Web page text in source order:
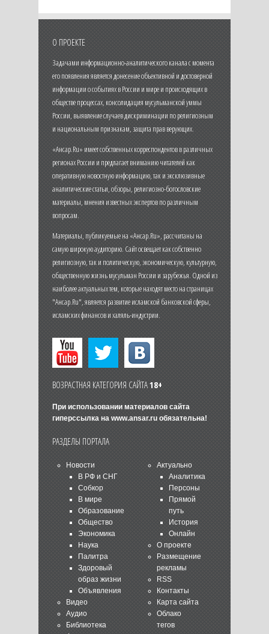
О ПРОЕКТЕ
Задачами информационно-аналитического канала с момента
его появления является донесение объективной и достоверной
информации о событиях в России и мире и происходящих в
обществе процессах, консолидация мусульманской уммы
России, выявление случаев дискриминации по религиозным
и национальным признакам, защита прав верующих.
«Ансар.Ru» имеет собственных корреспондентов в различных
регионах России и предлагает вниманию читателей как
оперативную новостную информацию, так и эксклюзивные
аналитические статьи, обзоры, религиозно-богословские
материалы, мнения известных экспертов по различным
вопросам.
Материалы, публикуемые на «Ансар.Ru», рассчитаны на
самую широкую аудиторию. Сайт освещает как собственно
религиозную, так и политическую, экономическую, культурную,
общественную жизнь мусульман России и зарубежья. Одной из
наиболее актуальных тем, которые находят место на страницах
"Ансар.Ru", является развитие исламской банковской сферы,
исламских финансов и халяль-индустрии.
ВОЗРАСТНАЯ КАТЕГОРИЯ САЙТА18+
При использовании материалов сайта
гиперссылка на www.ansar.ruобязательна!
РАЗДЕЛЫ ПОРТАЛА
Новости
В РФ и СНГ
Собкор
В мире
Образование
Общество
Экономика
Наука
Палитра
Здоровый
образ жизни
Объявления
Видео
Аудио
Библиотека
Актуально
Аналитика
Персоны
Прямой
путь
История
Онлайн
О проекте
Размещение
рекламы
RSS
Контакты
Карта сайта
Облако
тегов